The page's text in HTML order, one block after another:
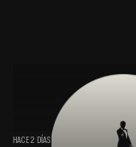
HACE 2 DÍAS